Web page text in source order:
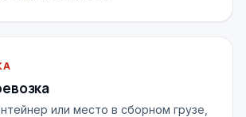
или место в сборном грузе,